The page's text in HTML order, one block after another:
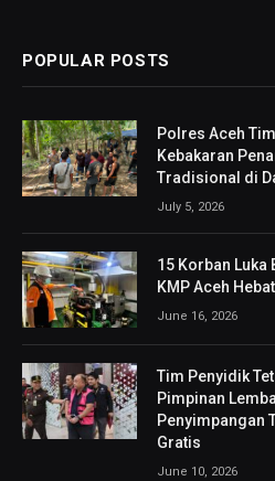
POPULAR POSTS
Polres Aceh
Kebakaran
Tradisional di
July 5, 2026
15 Korban Luka
KMP Aceh
June 16, 2026
Tim Penyidik
Pimpinan
Penyimpangan
Gratis
June 10, 2026